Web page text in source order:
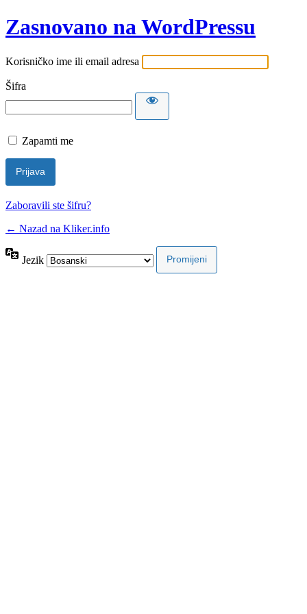
Zasnovano na WordPressu
Korisničko ime ili email adresa
Šifra
Zapamti me
Zaboravili ste šifru?
← Nazad na Kliker.info
Jezik